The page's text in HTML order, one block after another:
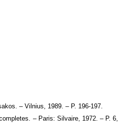
– Vilnius, 1989. – P. 196-197.
– Paris: Silvaire, 1972. – P. 6,